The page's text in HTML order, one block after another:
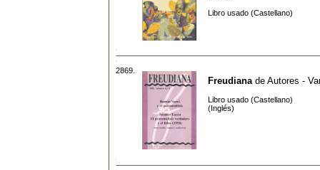
Libro usado (Castellano)
2869.
Freudiana de Autores -
Libro usado (Castellano)
(Inglés)